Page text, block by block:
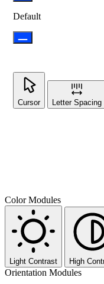
Default
Cursor Letter Spacing
Color Modules
Light Contrast High
Orientation Modules